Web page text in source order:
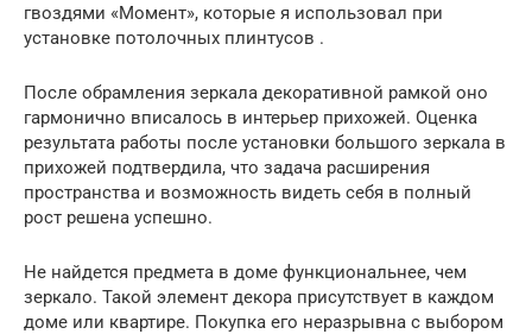
гвоздями «Момент», которые я использовал при
установке потолочных плинтусов .
После обрамления зеркала декоративной рамкой оно
гармонично вписалось в интерьер прихожей. Оценка
результата работы после установки большого зеркала в
прихожей подтвердила, что задача расширения
пространства и возможность видеть себя в полный
рост решена успешно.
Не найдется предмета в доме функциональнее, чем
зеркало. Такой элемент декора присутствует в каждом
доме или квартире. Покупка его неразрывна с выбором